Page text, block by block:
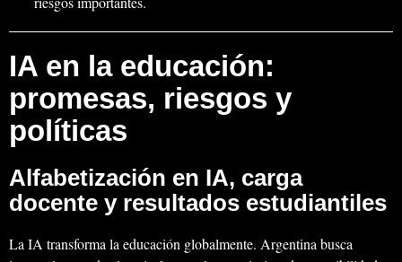
IA en la educación:
promesas, riesgos y
políticas
Alfabetización en IA, carga
docente y resultados estudiantiles
La IA transforma la educación globalmente. Argentina busca